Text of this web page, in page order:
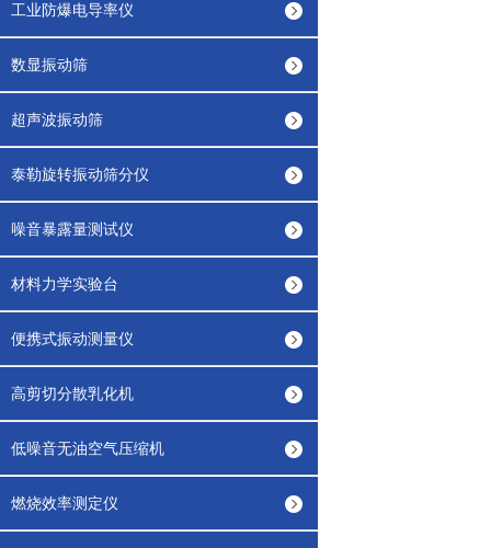
工业防爆电导率仪
数显振动筛
超声波振动筛
泰勒旋转振动筛分仪
噪音暴露量测试仪
材料力学实验台
便携式振动测量仪
高剪切分散乳化机
低噪音无油空气压缩机
燃烧效率测定仪